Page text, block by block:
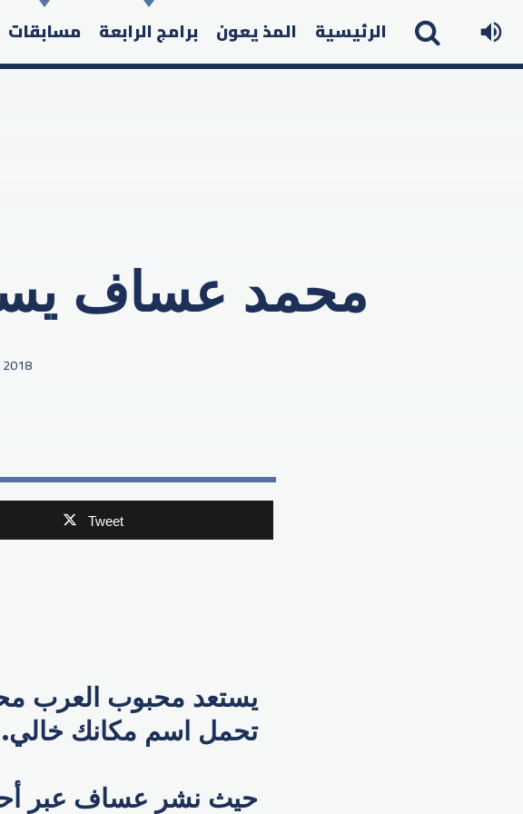
الرئيسية المذ يعون برامج الرابعة مسابقات
محمد عساف
Tweet
يستعد محبوب العرب
تحمل اسم مكانك خالي.
حيث نشر عساف عبر